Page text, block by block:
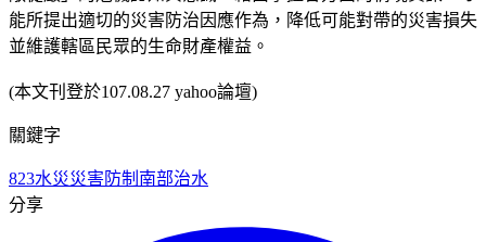
能所提出適切的災害防治因應作為，降低可能對帶的災害損失
並維護轄區民眾的生命財產權益。
(本文刊登於107.08.27 yahoo論壇)
關鍵字
823水災災害防制 南部治水
分享